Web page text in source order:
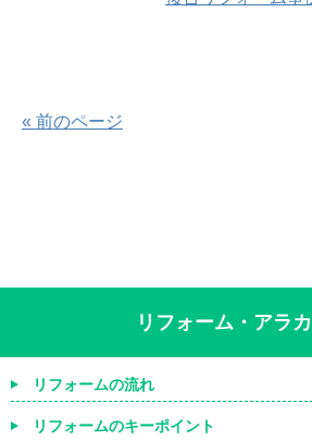
« 前のページ
リフォーム・アラ
リフォームの流れ
リフォームのキーポイント